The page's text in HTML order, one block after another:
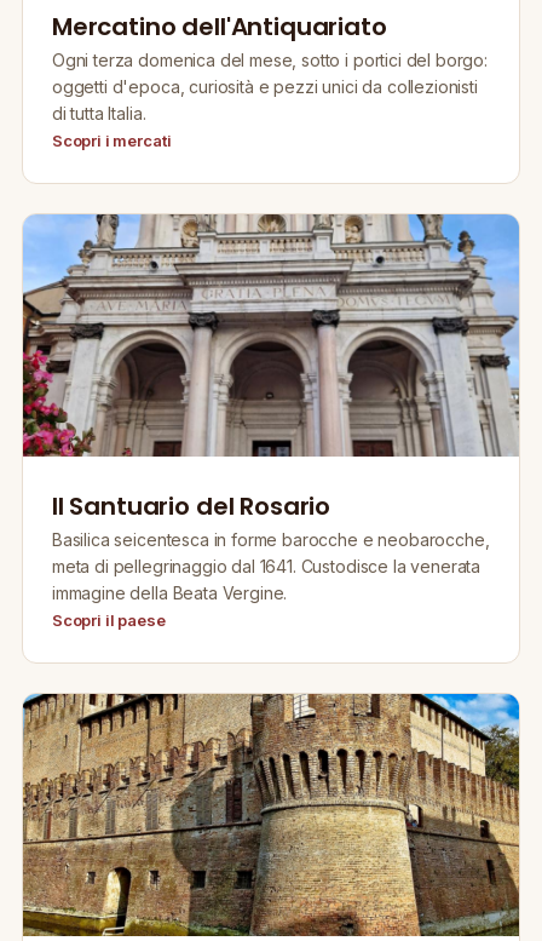
Mercatino dell'Antiquariato
Ogni terza domenica del mese, sotto i portici del borgo:
oggetti d'epoca, curiosità e pezzi unici da collezionisti
di tutta Italia.
Scopri i mercati
Il Santuario del Rosario
Basilica seicentesca in forme barocche e neobarocche,
meta di pellegrinaggio dal 1641. Custodisce la venerata
immagine della Beata Vergine.
Scopri il paese